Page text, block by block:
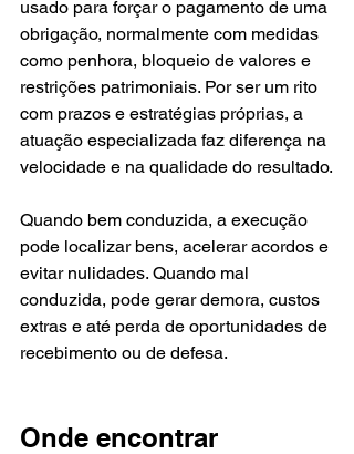
usado para forçar o pagamento de uma
obrigação, normalmente com medidas
como penhora, bloqueio de valores e
restrições patrimoniais. Por ser um rito
com prazos e estratégias próprias, a
atuação especializada faz diferença na
velocidade e na qualidade do resultado.
Quando bem conduzida, a execução
pode localizar bens, acelerar acordos e
evitar nulidades. Quando mal
conduzida, pode gerar demora, custos
extras e até perda de oportunidades de
recebimento ou de defesa.
Onde encontrar